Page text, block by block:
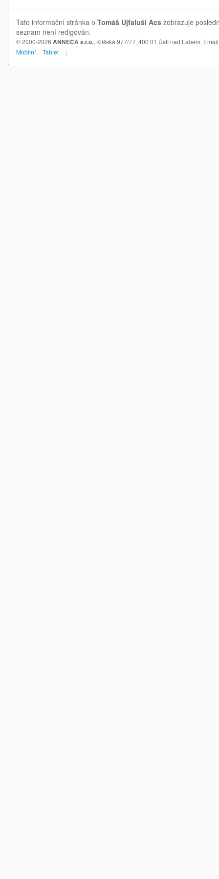
Tato informační stránka o Tomáš Ujfaluši Acs zobrazuje
seznam není redigován.
© 2000-2026 ANNECA s.r.o., Klíšská 977/77, 400 01 Ústí nad Labem,
Mobilní
Tablet |